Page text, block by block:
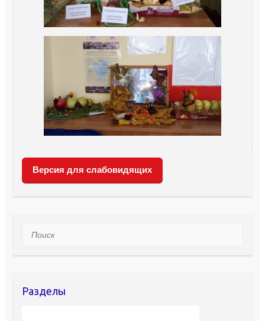
Версия для слабовидящих
Поиск
Разделы